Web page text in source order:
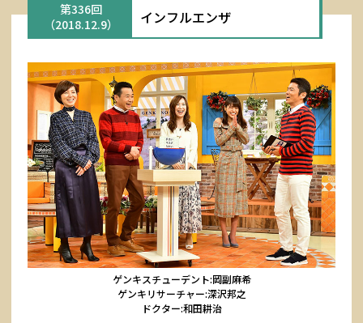
第336回
（2018.12.9）
インフルエンザ
ゲンキスチューデント:岡副麻希
ゲンキリサーチャー:深沢邦之
ドクター:和田耕治